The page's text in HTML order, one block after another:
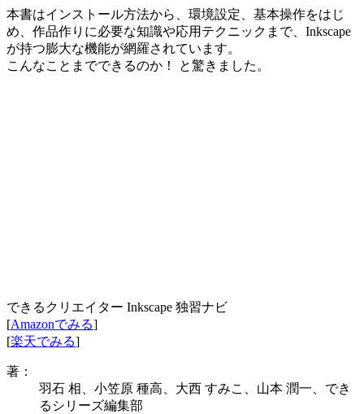
本書はインストール方法から、環境設定、基本操作をはじ
め、作品作りに必要な知識や応用テクニックまで、Inkscape
が持つ膨大な機能が網羅されています。
こんなことまでできるのか！ と驚きました。
できるクリエイター Inkscape 独習ナビ
[Amazonでみる]
[楽天でみる]
著：
羽石 相、小笠原 種高、大西 すみこ、山本 潤一、でき
るシリーズ編集部